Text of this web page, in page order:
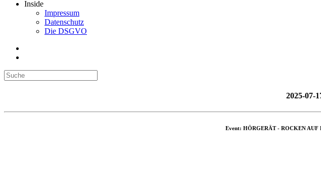
Inside
Impressum
Datenschutz
Die DSGVO
2025-07-
Event: HÖRGERÄT - ROCKEN AUF